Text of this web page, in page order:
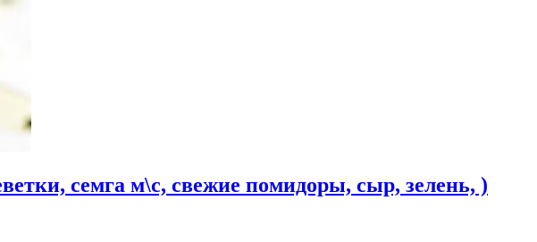
семга м\с, свежие помидоры, сыр, зелень, )